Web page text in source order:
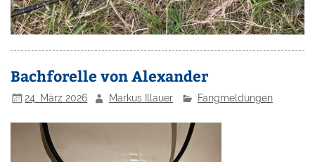
Bachforelle von Alexander
24. März 2026 Markus Illauer Fangmeldungen